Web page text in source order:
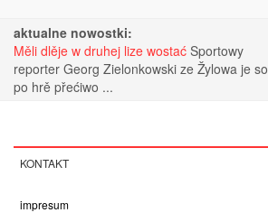
aktualne nowostki:
Měli dlěje w druhej lize wostać Sportowy
reporter Georg Zielonkowski ze Žylowa je so
po hrě přećiwo ...
KONTAKT
impresum